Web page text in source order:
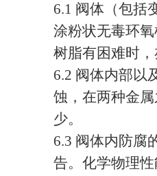
6.1 阀体（包括
涂粉状无毒环
树脂有困难时
6.2 阀体内部以
蚀，在两种金
少。
6.3 阀体内防腐
告。化学物理